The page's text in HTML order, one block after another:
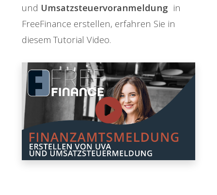
und Umsatzsteuervoranmeldung in
FreeFinance erstellen, erfahren Sie in
diesem Tutorial Video.